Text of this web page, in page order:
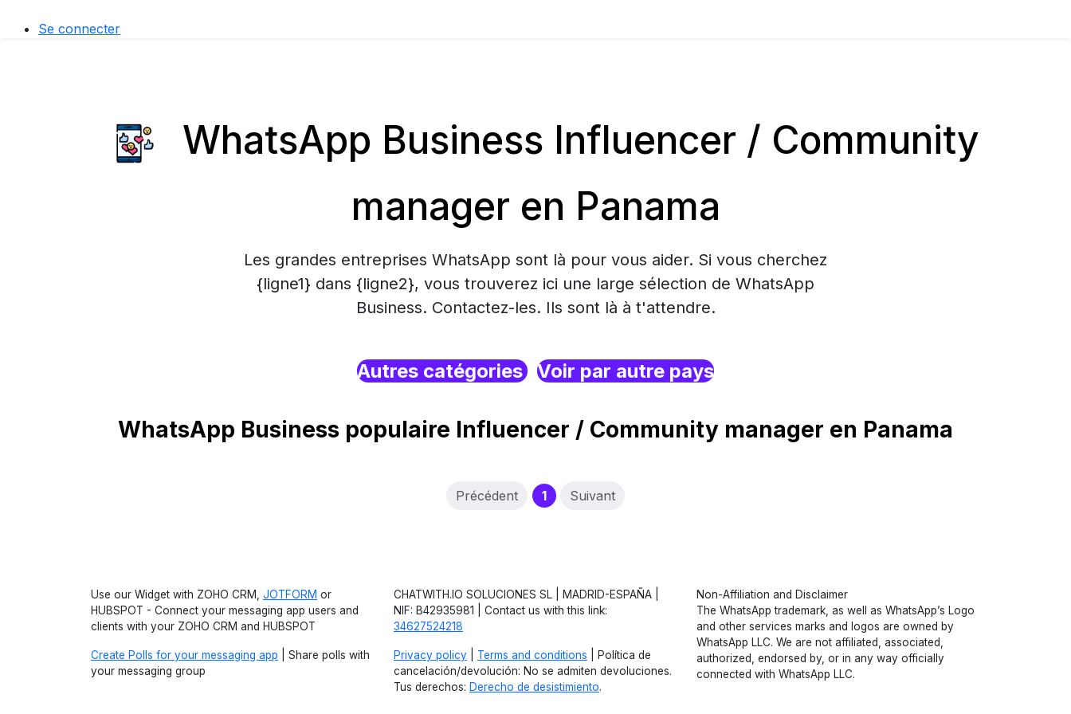
Se connecter
WhatsApp Business Influencer / Community
manager en Panama
Les grandes entreprises WhatsApp sont là pour vous aider. Si vous cherchez
{ligne1} dans {ligne2}, vous trouverez ici une large sélection de WhatsApp
Business. Contactez-les. Ils sont là à t'attendre.
Autres catégories Voir par autre pays
WhatsApp Business populaire Influencer / Community manager en Panama
Précédent 1(current)
Suivant
Use our Widget with ZOHO CRM, JOTFORM or
HUBSPOT - Connect your messaging app users and
clients with your ZOHO CRM and HUBSPOT
Create Polls for your messaging app | Share polls with
your messaging group
CHATWITH.IO SOLUCIONES SL | MADRID-ESPAÑA |
NIF: B42935981 | Contact us with this link:
34627524218
Privacy policy Terms and conditions | Política de
cancelación/devolución: No se admiten devoluciones.
Tus derechos: Derecho de desistimiento.
Non-Affiliation and Disclaimer
The WhatsApp trademark, as well as WhatsApp’s Logo
and other services marks and logos are owned by
WhatsApp LLC. We are not affiliated, associated,
authorized, endorsed by, or in any way officially
connected with WhatsApp LLC.